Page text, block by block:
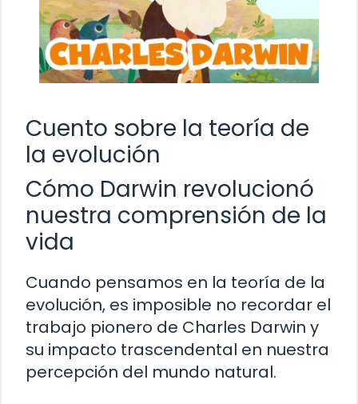
Cuento sobre la teoría de
la evolución
Cómo Darwin revolucionó
nuestra comprensión de la
vida
Cuando pensamos en la teoría de la
evolución, es imposible no recordar el
trabajo pionero de Charles Darwin y
su impacto trascendental en nuestra
percepción del mundo natural.